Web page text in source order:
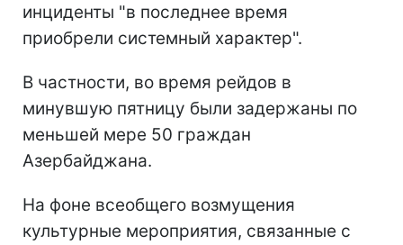
инциденты "в последнее время
приобрели системный характер".
В частности, во время рейдов в
минувшую пятницу были задержаны по
меньшей мере 50 граждан
Азербайджана.
На фоне всеобщего возмущения
культурные мероприятия, связанные с